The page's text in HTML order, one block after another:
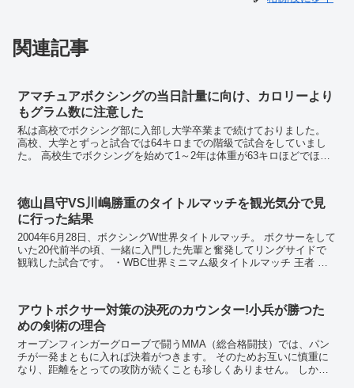
関連記事
アマチュアボクシングの当日計量に向け、カロリーより
もグラム数に注意した
私は高校でボクシング部に入部し大学卒業まで続けておりました。
高校、大学とずっと試合では64キロまでの階級で試合をしていまし
た。 高校生でボクシングを始めて1～2年は体重が63キロほどでほと
徳山昌守VS川嶋勝重のタイトルマッチを観光気分で見
に行った結果
2004年6月28日、ボクシングW世界タイトルマッチ。 ボクサーをして
いた20代前半の頃、一緒に入門した先輩と奮発してリングサイドで
観戦した試合です。 ・WBC世界ミニマム級タイトルマッチ 王者 イ
アウトボクサー対策の決死のカウンター!小兵が勝つた
めの剣術の理合
オープンフィンガーグローブで闘うMMA（総合格闘技）では、パン
チが一発まともに入れば決着がつきます。 そのためお互いに慎重に
なり、距離をとっての攻防が続くことも珍しくありません。 しか